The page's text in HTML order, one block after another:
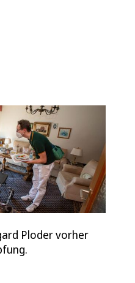
Ploder vorher